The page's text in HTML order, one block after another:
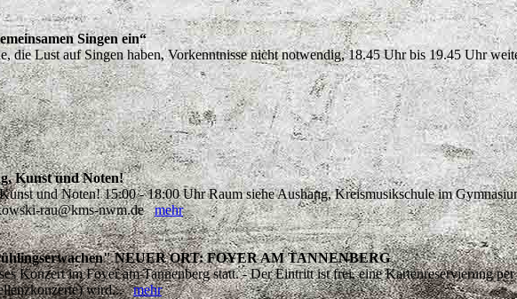
Singen ein“
die Lust auf Singen haben, Vorkenntnisse nicht notwendig, 18.45 Uhr bis 19.45 Uhr
Kunst und Noten!
und Noten! 15:00 - 18:00 Uhr Raum siehe Aushang, Kreismusikschule im
rau@kms-nwm.demehr
NEUER ORT: FOYER AM TANNENBERG
Konzert im Foyer am Tannenberg statt. - Der Eintritt ist frei, eine Kartenreservierung
wird...mehr